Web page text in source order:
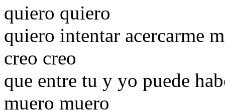
quiero quiero
quiero intentar acercarme
creo creo
que entre tu y yo puede
muero muero